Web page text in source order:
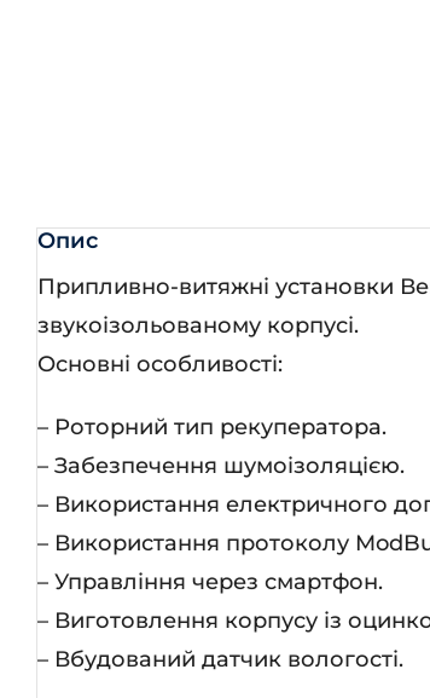
Опис
Припливно-витяжні установки
звукоізольованому корпусі.
Основні особливості:
– Роторний тип рекуператора.
– Забезпечення шумоізоляцією.
– Використання електричного
– Використання протоколу
– Управління через смартфон.
– Виготовлення корпусу із
– Вбудований датчик вологості.